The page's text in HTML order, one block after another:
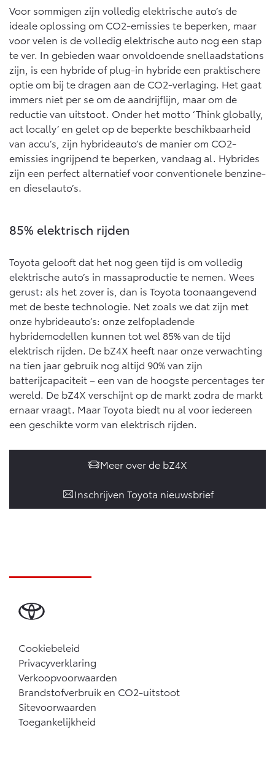
Voor sommigen zijn volledig elektrische auto’s de
ideale oplossing om CO2-emissies te beperken, maar
voor velen is de volledig elektrische auto nog een stap
te ver. In gebieden waar onvoldoende snellaadstations
zijn, is een hybride of plug-in hybride een praktischere
optie om bij te dragen aan de CO2-verlaging. Het gaat
immers niet per se om de aandrijflijn, maar om de
reductie van uitstoot. Onder het motto ‘Think globally,
act locally’ en gelet op de beperkte beschikbaarheid
van accu’s, zijn hybrideauto’s de manier om CO2-
emissies ingrijpend te beperken, vandaag al. Hybrides
zijn een perfect alternatief voor conventionele benzine-
en dieselauto’s.
85% elektrisch rijden
Toyota gelooft dat het nog geen tijd is om volledig
elektrische auto’s in massaproductie te nemen. Wees
gerust: als het zover is, dan is Toyota toonaangevend
met de beste technologie. Net zoals we dat zijn met
onze hybrideauto’s: onze zelfopladende
hybridemodellen kunnen tot wel 85% van de tijd
elektrisch rijden. De bZ4X heeft naar onze verwachting
na tien jaar gebruik nog altijd 90% van zijn
batterijcapaciteit – een van de hoogste percentages ter
wereld. De bZ4X verschijnt op de markt zodra de markt
ernaar vraagt. Maar Toyota biedt nu al voor iedereen
een geschikte vorm van elektrisch rijden.
Meer over de bZ4X
Inschrijven Toyota nieuwsbrief
Cookiebeleid
Privacyverklaring
Verkoopvoorwaarden
Brandstofverbruik en CO2-uitstoot
Sitevoorwaarden
Toegankelijkheid